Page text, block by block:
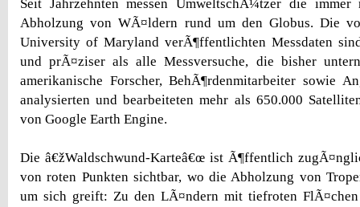
Seit Jahrzehnten messen UmweltschÃ¼tzer die immer
Abholzung von WÃ¤ldern rund um den Globus. Die
University of Maryland verÃ¶ffentlichten Messdaten
und prÃ¤ziser als alle Messversuche, die bisher
amerikanische Forscher, BehÃ¶rdenmitarbeiter sowie
analysierten und bearbeiteten mehr als 650.000
von Google Earth Engine.
Die â€žWaldschwund-Karteâ€œ ist Ã¶ffentlich
von roten Punkten sichtbar, wo die Abholzung von
um sich greift: Zu den LÃ¤ndern mit tiefroten